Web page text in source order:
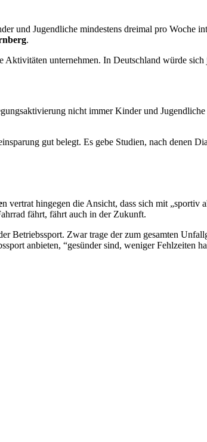
und Jugendliche mindestens dreimal pro Woche
.
unternehmen. In Deutschland würde
nicht immer Kinder und
gut belegt. Es gebe Studien, nach denen
n vertrat hingegen die Ansicht, dass sich mit
fährt, fährt auch in der Zukunft.
Betriebssport. Zwar trage der zum gesamten
anbieten, “gesünder sind, weniger Fehlzeiten